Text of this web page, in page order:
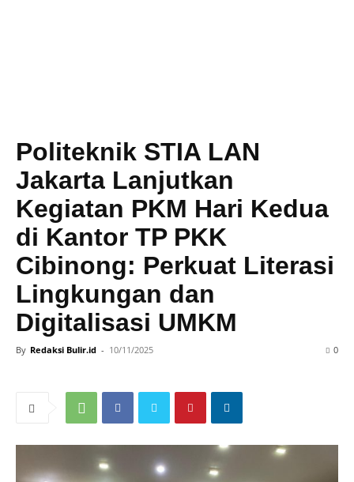
Politeknik STIA LAN
Jakarta Lanjutkan
Kegiatan PKM Hari Kedua
di Kantor TP PKK
Cibinong: Perkuat Literasi
Lingkungan dan
Digitalisasi UMKM
By Redaksi Bulir.id - 10/11/2025 0